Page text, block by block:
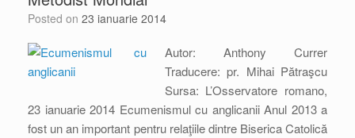
Posted on 23 ianuarie 2014
Autor: Anthony Currer
Traducere: pr. Mihai Pătraşcu
Sursa: L’Osservatore romano,
23 ianuarie 2014 Ecumenismul cu anglicanii Anul 2013 a
fost un an important pentru relaţiile dintre Biserica Catolică